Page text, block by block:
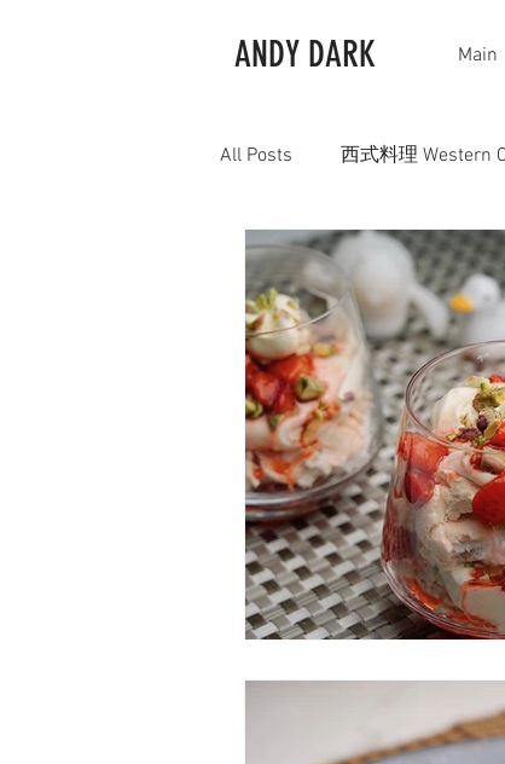
Main
ANDY DARK
All Posts 西式料理 Western
中式料理 Chinese Cuisine